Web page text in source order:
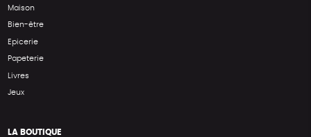
Maison
Bien-être
Epicerie
Papeterie
Livres
Jeux
LA BOUTIQUE